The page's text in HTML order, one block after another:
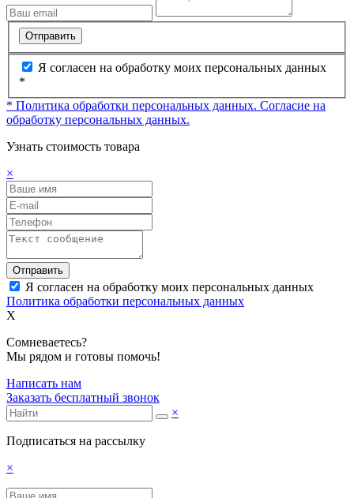
Отправить
Я согласен на обработку моих персональных данных
*
* Политика обработки персональных данных. Согласие на
обработку персональных данных.
Узнать стоимость товара
×
Отправить
Я согласен на обработку моих персональных данных
Политика обработки персональных данных
X
Сомневаетесь?
Мы рядом и готовы помочь!
Написать нам
Заказать бесплатный звонок
×
Подписаться на рассылку
×